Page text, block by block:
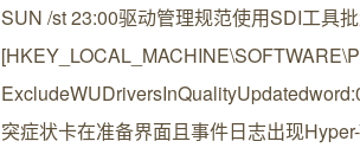
SUN /st 23:00驱动管理规范使用SDI工具
突症状卡在准备界面且事件日志出现